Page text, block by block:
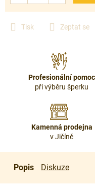
Tisk Zeptat se
Profesionální pomoc
při výběru šperku
Kamenná prodejna
v Jičíně
Popis Diskuze